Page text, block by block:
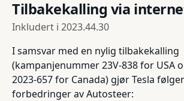
Tilbakekalling via
Inkludert i 2023.44.30
I samsvar med en nylig tilbakekalling
(kampanjenummer 23V-838 for USA
2023-657 for Canada) gjør Tesla
forbedringer av Autosteer: